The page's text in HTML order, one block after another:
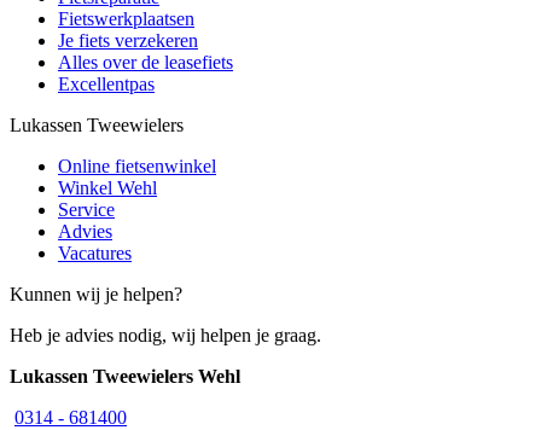
Fietswerkplaatsen
Je fiets verzekeren
Alles over de leasefiets
Excellentpas
Lukassen Tweewielers
Online fietsenwinkel
Winkel Wehl
Service
Advies
Vacatures
Kunnen wij je helpen?
Heb je advies nodig, wij helpen je graag.
Lukassen Tweewielers Wehl
0314 - 681400